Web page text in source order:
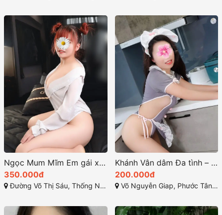
Ngọc Mum Mĩm Em gái xinh xắn làm tình chất
350.000đ
Đường Võ Thị Sáu, Thống Nhất, Thành phố Biên Hòa, Đồng Nai
Khánh Vân dâm Đa tình – sexy khiêu gợi
200.000đ
Võ Nguyễn Giap, Phước Tân, Biên Hòa, Đồng Nai